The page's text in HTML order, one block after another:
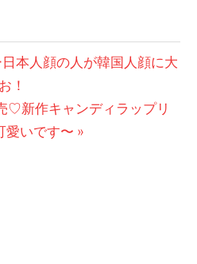
日本人顔の人が韓国人顔に大
！
新作キャンディラップリ
愛いです〜